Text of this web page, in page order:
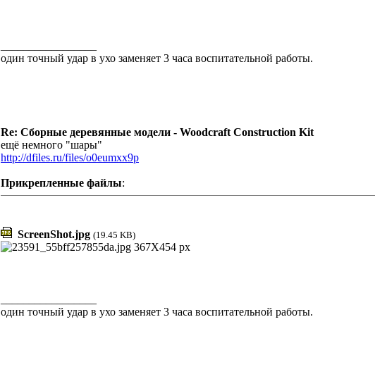
один точный удар в ухо заменяет 3 часа воспитательной работы.
Re: Сборные деревянные модели - Woodcraft Construction Kit
ещё немного "шары"
http://dfiles.ru/files/o0eumxx9p
Прикрепленные файлы:
ScreenShot.jpg (19.45 KB)
один точный удар в ухо заменяет 3 часа воспитательной работы.